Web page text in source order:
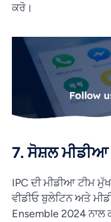
ਕਰੋ।
7. ਸੋਸ਼ਲ ਮੀਡੀਆ
IPC ਦੀ ਮੀਡੀਆ ਟੀਮ
ਵੀਡੀਓ ਬੁਲੇਟਿਨ ਅਤੇ
Ensemble 2024 ਨਾਲ